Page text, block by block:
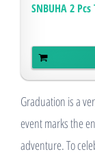
SNBUHA 2
Graduation is a
event marks the
adventure. To